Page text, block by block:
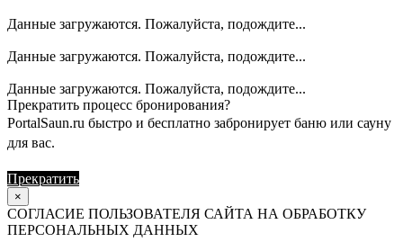
Данные загружаются. Пожалуйста, подождите...
Данные загружаются. Пожалуйста, подождите...
Данные загружаются. Пожалуйста, подождите...
Прекратить процесс бронирования?
PortalSaun.ru быстро и бесплатно забронирует баню или сауну
для вас.
Прекратить
×
СОГЛАСИЕ ПОЛЬЗОВАТЕЛЯ САЙТА НА ОБРАБОТКУ
ПЕРСОНАЛЬНЫХ ДАННЫХ